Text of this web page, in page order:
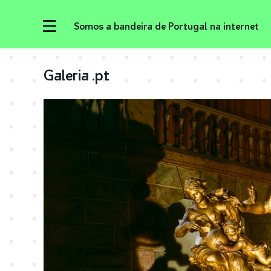
Somos a bandeira de Portugal na internet
Galeria .pt